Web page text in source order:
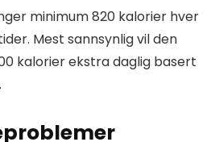
minimum 820 kalorier hver
Mest sannsynlig vil den
kalorier ekstra daglig basert